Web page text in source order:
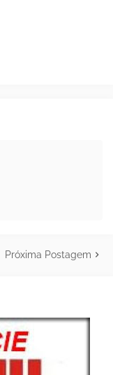
Próxima Postagem